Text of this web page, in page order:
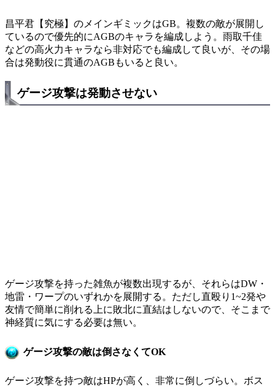
昌平君【究極】のメインギミックはGB。複数の敵が展開し
ているので優先的にAGBのキャラを編成しよう。雨取千佳
などの高火力キャラなら非対応でも編成して良いが、その場
合は発動役に貫通のAGBもいると良い。
ゲージ攻撃は発動させない
ゲージ攻撃を持った雑魚が複数出現するが、それらはDW・
地雷・ワープのいずれかを展開する。ただし直殴り1~2発や
友情で簡単に削れる上に敗北に直結はしないので、そこまで
神経質に気にする必要は無い。
ゲージ攻撃の敵は倒さなくてOK
ゲージ攻撃を持つ敵はHPが高く、非常に倒しづらい。ボス